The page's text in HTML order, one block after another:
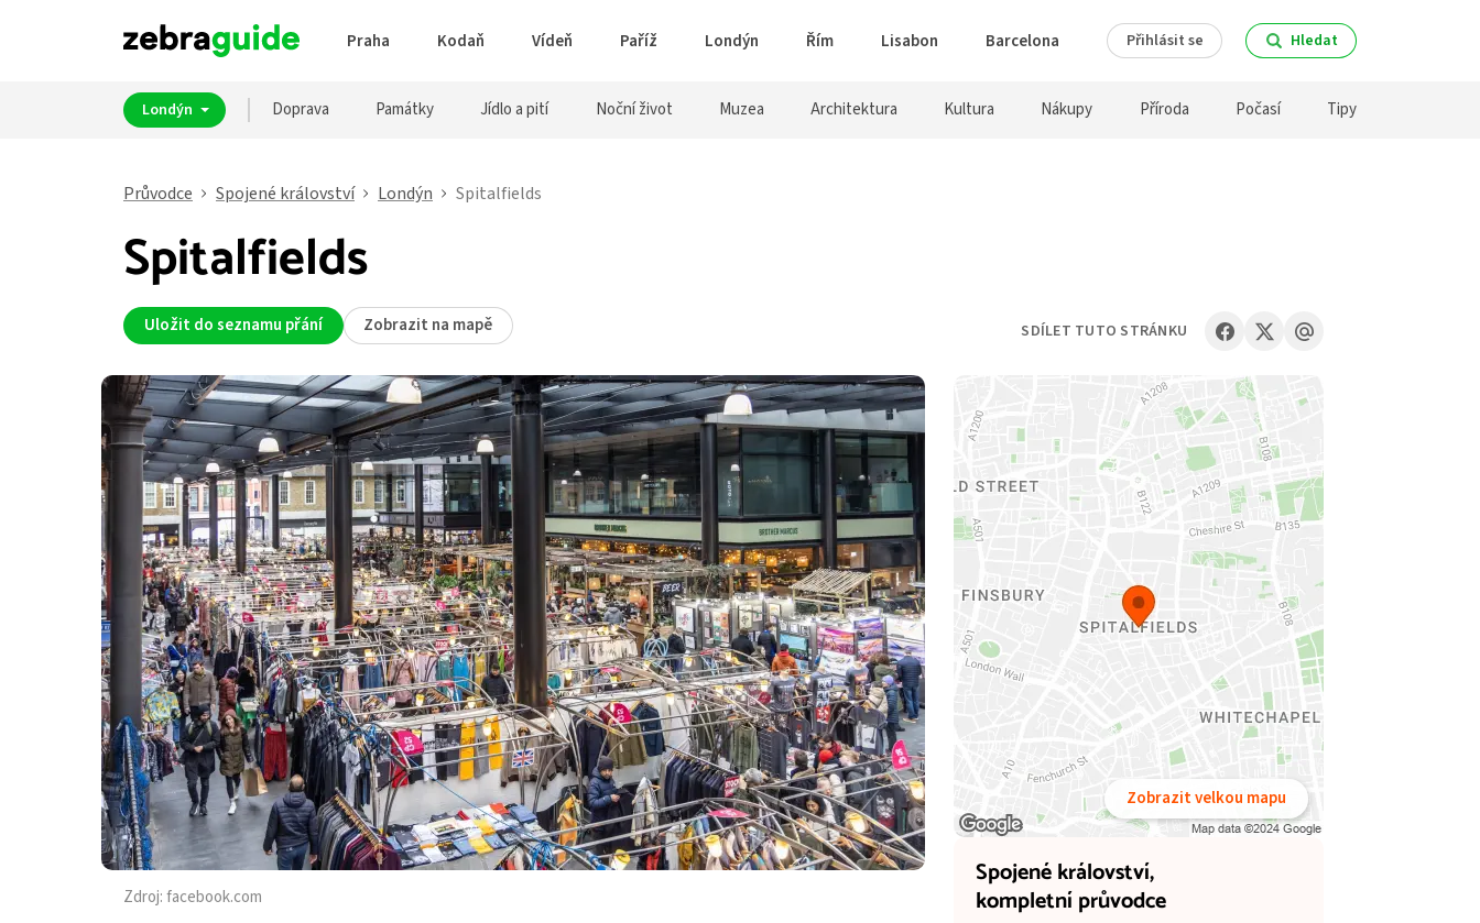
Praha Kodaň Vídeň Paříž Londýn Řím Lisabon Barcelona Přihlásit se Hledat
Londýn Doprava Památky Jídlo a pití Noční život Muzea Architektura Kultura Nákupy Příroda Počasí Tipy
Průvodce Spojené království Londýn Spitalfields
Spitalfields
Uložit do seznamu přání Zobrazit na mapě
Zdroj:facebook.com
Zobrazit velkou mapu
Spojené království,
kompletní průvodce
SDÍLET TUTO STRÁNKU